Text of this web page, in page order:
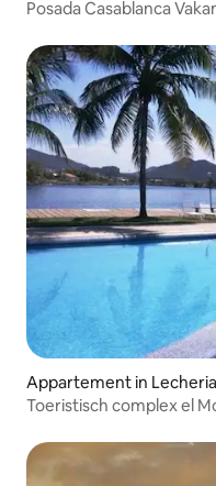
Posada Casablanca
Appartement in Lecheria
Toeristisch complex el